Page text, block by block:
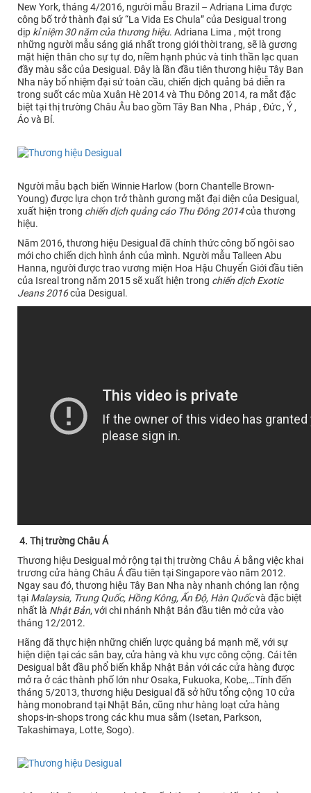
New York, tháng 4/2016, người mẫu Brazil – Adriana Lima được
công bố trở thành đại sứ “La Vida Es Chula” của Desigual trong
dịp kỉ niệm 30 năm của thương hiệu. Adriana Lima , một trong
những người mẫu sáng giá nhất trong giới thời trang, sẽ là gương
mặt hiện thân cho sự tự do, niềm hạnh phúc và tinh thần lạc quan
đầy màu sắc của Desigual. Đây là lần đầu tiên thương hiệu Tây Ban
Nha này bổ nhiệm đại sứ toàn cầu, chiến dịch quảng bá diễn ra
trong suốt các mùa Xuân Hè 2014 và Thu Đông 2014, ra mắt đặc
biệt tại thị trường Châu Âu bao gồm Tây Ban Nha , Pháp , Đức , Ý ,
Áo và Bỉ.
Người mẫu bạch biến Winnie Harlow (born Chantelle Brown-
Young) được lựa chọn trở thành gương mặt đại diện của Desigual,
xuất hiện trong chiến dịch quảng cáo Thu Đông 2014của thương
hiệu.
Năm 2016, thương hiệu Desigual đã chính thức công bố ngôi sao
mới cho chiến dịch hình ảnh của mình. Người mẫu Talleen Abu
Hanna, người được trao vương miện Hoa Hậu Chuyển Giới đầu tiên
của Isreal trong năm 2015 sẽ xuất hiện trong chiến dịch Exotic
Jeans 2016của Desigual.
4. Thị trường Châu Á
Thương hiệu Desigual mở rộng tại thị trường Châu Á bằng việc khai
trương cửa hàng Châu Á đầu tiên tại Singapore vào năm 2012.
Ngay sau đó, thương hiệu Tây Ban Nha này nhanh chóng lan rộng
tại Malaysia, Trung Quốc, Hồng Kông, Ấn Độ, Hàn Quốcvà đặc biệt
nhất là Nhật Bản, với chi nhánh Nhật Bản đầu tiên mở cửa vào
tháng 12/2012.
Hãng đã thực hiện những chiến lược quảng bá mạnh mẽ, với sự
hiện diện tại các sân bay, cửa hàng và khu vực công cộng. Cái tên
Desigual bắt đầu phổ biến khắp Nhật Bản với các cửa hàng được
mở ra ở các thành phố lớn như Osaka, Fukuoka, Kobe,…Tính đến
tháng 5/2013, thương hiệu Desigual đã sở hữu tổng cộng 10 cửa
hàng monobrand tại Nhật Bản, cũng như hàng loạt cửa hàng
shops-in-shops trong các khu mua sắm (Isetan, Parkson,
Takashimaya, Lotte, Sogo).